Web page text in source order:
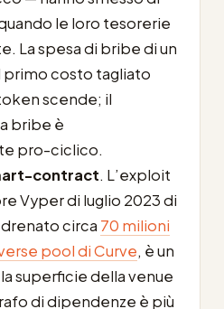
le loro tesorerie
La spesa di bribe di un
costo tagliato
scende; il
bribe è
pro-ciclico.
contract. L’exploit
Vyper di luglio 2023 di
circa 70 milioni
pool di Curve, è un
superficie della venue
di dipendenze è più